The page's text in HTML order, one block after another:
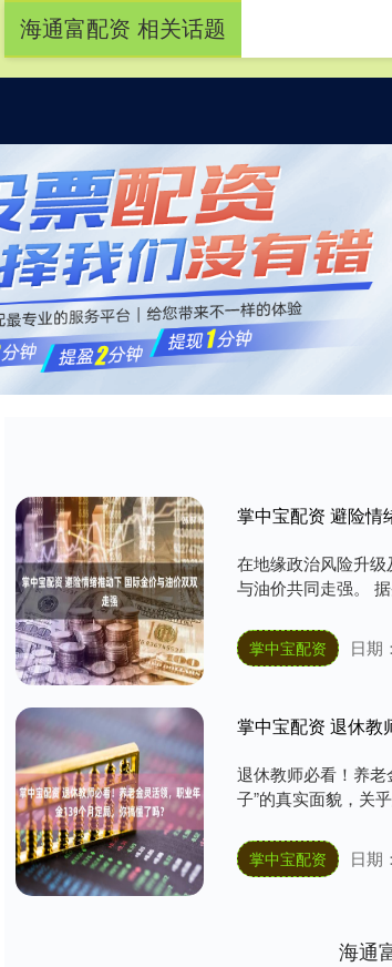
海通富配资 相关话题
掌中宝配资 避险情
在地缘政治风险升
与油价共同走强。
掌中宝配资 日期
掌中宝配资 退休教
退休教师必看！养
子”的真实面貌，关
掌中宝配资 日期
海通